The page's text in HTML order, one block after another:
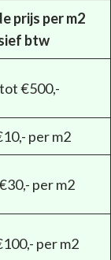
prijs per m2
btw
€500,-
per m2
per m2
per m2